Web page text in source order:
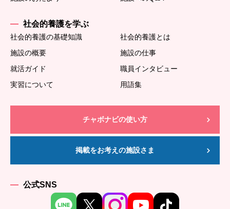
社会的養護を学ぶ
社会的養護の基礎知識
社会的養護とは
施設の概要
施設の仕事
就活ガイド
職員インタビュー
実習について
用語集
チャボナビの使い方
掲載をお考えの施設さま
公式SNS